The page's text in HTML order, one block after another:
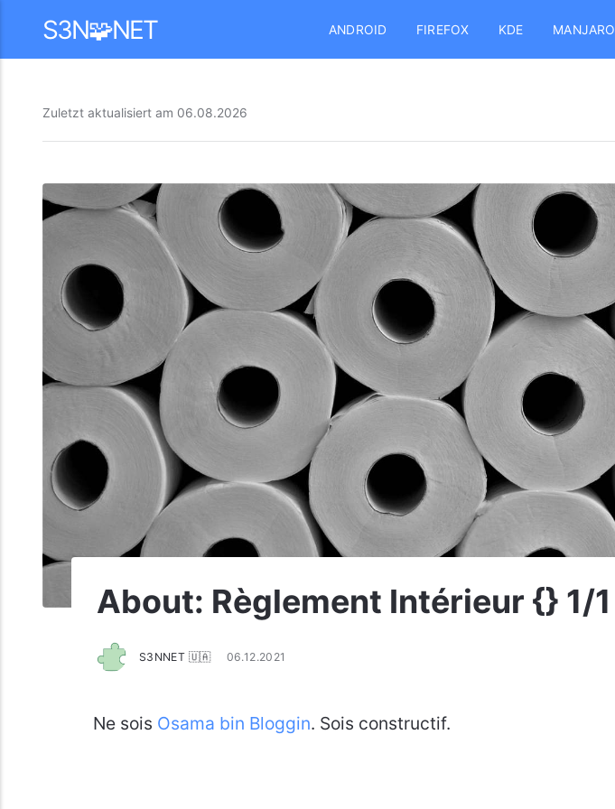
S3N🧩NET ANDROID FIREFOX KDE MANJARO
Zuletzt aktualisiert am 06.08.2026
About: Règlement Intérieur {} 1/1
S3NNET 🇺🇦 06.12.2021
Ne sois Osama bin Bloggin. Sois constructif.